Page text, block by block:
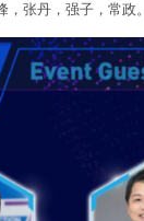
张丹，强子，常政。